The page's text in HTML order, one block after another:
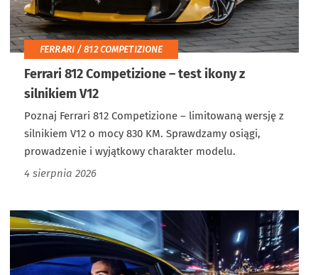
FERRARI / 812 COMPETIZIONE
Ferrari 812 Competizione – test ikony z
silnikiem V12
Poznaj Ferrari 812 Competizione – limitowaną wersję z
silnikiem V12 o mocy 830 KM. Sprawdzamy osiągi,
prowadzenie i wyjątkowy charakter modelu.
4 sierpnia 2026